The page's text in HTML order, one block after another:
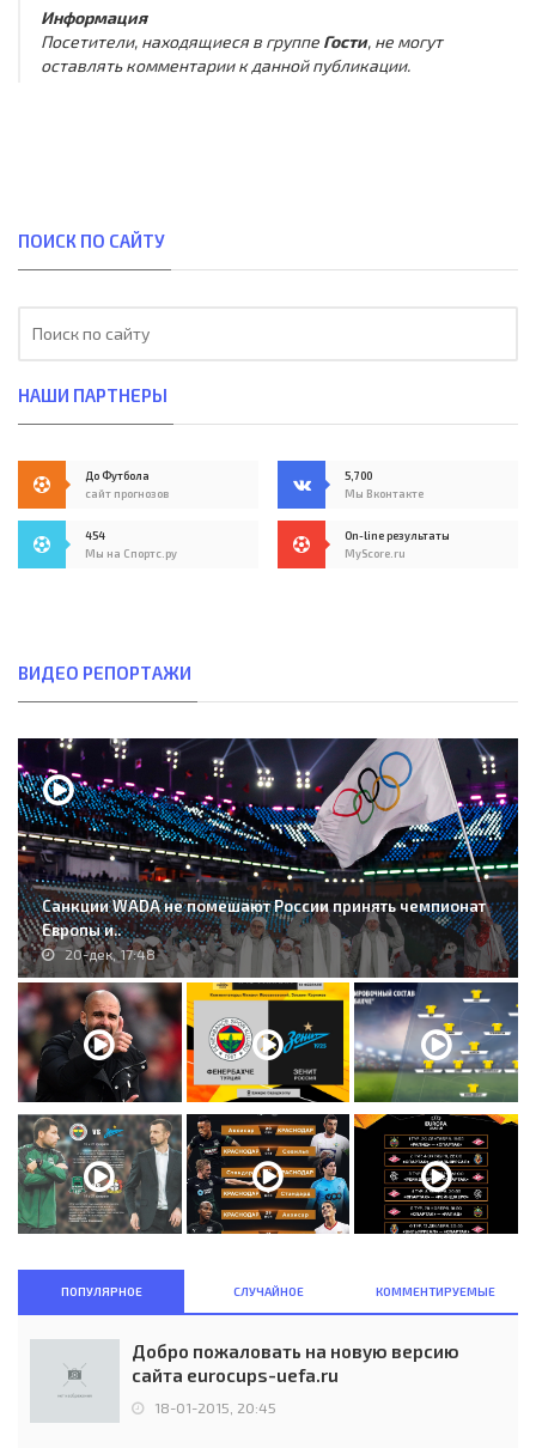
Информация
Посетители, находящиеся в группе Гости, не могут
оставлять комментарии к данной публикации.
ПОИСК ПО САЙТУ
НАШИ ПАРТНЕРЫ
До Футбола
сайт прогнозов
5,700
Мы Вконтакте
454
Мы на Спортс.ру
On-line результаты
MyScore.ru
ВИДЕО РЕПОРТАЖИ
Санкции WADA не помешают России принять чемпионат
Европы и..
20-дек, 17:48
ПОПУЛЯРНОЕ СЛУЧАЙНОЕ КОММЕНТИРУЕМЫЕ
Добро пожаловать на новую версию
сайта eurocups-uefa.ru
18-01-2015, 20:45